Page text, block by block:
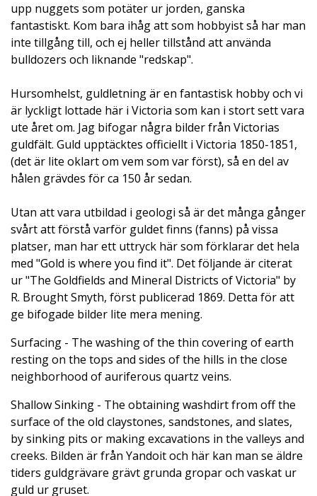
upp nuggets som potäter ur jorden, ganska
fantastiskt. Kom bara ihåg att som hobbyist så har man
inte tillgång till, och ej heller tillstånd att använda
bulldozers och liknande "redskap".
Hursomhelst, guldletning är en fantastisk hobby och vi
är lyckligt lottade här i Victoria som kan i stort sett vara
ute året om. Jag bifogar några bilder från Victorias
guldfält. Guld upptäcktes officiellt i Victoria 1850-1851,
(det är lite oklart om vem som var först), så en del av
hålen grävdes för ca 150 år sedan.
Utan att vara utbildad i geologi så är det många gånger
svårt att förstå varför guldet finns (fanns) på vissa
platser, man har ett uttryck här som förklarar det hela
med "Gold is where you find it". Det följande är citerat
ur "The Goldfields and Mineral Districts of Victoria" by
R. Brought Smyth, först publicerad 1869. Detta för att
ge bifogade bilder lite mera mening.
Surfacing - The washing of the thin covering of earth
resting on the tops and sides of the hills in the close
neighborhood of auriferous quartz veins.
Shallow Sinking - The obtaining washdirt from off the
surface of the old claystones, sandstones, and slates,
by sinking pits or making excavations in the valleys and
creeks. Bilden är från Yandoit och här kan man se äldre
tiders guldgrävare grävt grunda gropar och vaskat ur
guld ur gruset.